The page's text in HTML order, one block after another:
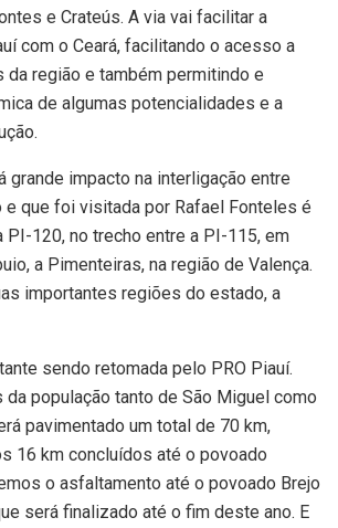
e Crateús. A via vai facilitar a
com o Ceará, facilitando o acesso a
região e também permitindo e
de algumas potencialidades e a
grande impacto na interligação entre
que foi visitada por Rafael Fonteles é
PI-120, no trecho entre a PI-115, em
a Pimenteiras, na região de Valença.
importantes regiões do estado, a
sendo retomada pelo PRO Piauí.
da população tanto de São Miguel como
pavimentado um total de 70 km,
16 km concluídos até o povoado
o asfaltamento até o povoado Brejo
será finalizado até o fim deste ano. E